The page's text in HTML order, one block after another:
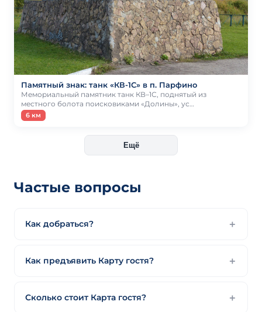
Памятный знак: танк «КВ-1С» в п. Парфино
Мемориальный памятник танк КВ–1С, поднятый из
местного болота поисковиками «Долины», ус…
6 км
Ещё
Частые вопросы
Как добраться?
Как предъявить Карту гостя?
Сколько стоит Карта гостя?